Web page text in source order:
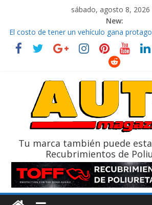
sábado, agosto 8, 2026
New:
El costo de tener un vehículo gana
decidir
Ultima película ‘Spider‑Man: Brand New
La Vuelta al Ecuador 2026, edición 47ª,
La FEDAK recibe 12 Sinotruk Bolden para
Tu marca también puede
Recubrimientos de